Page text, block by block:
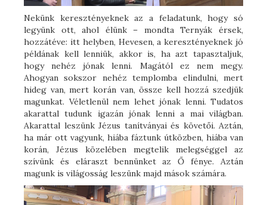
Nekünk keresztényeknek az a feladatunk, hogy só
legyünk ott, ahol élünk – mondta Ternyák érsek,
hozzátéve: itt helyben, Hevesen, a keresztényeknek jó
példának kell lenniük, akkor is, ha azt tapasztaljuk,
hogy nehéz jónak lenni. Magától ez nem megy.
Ahogyan sokszor nehéz templomba elindulni, mert
hideg van, mert korán van, össze kell hozzá szedjük
magunkat. Véletlenül nem lehet jónak lenni. Tudatos
akarattal tudunk igazán jónak lenni a mai világban.
Akarattal leszünk Jézus tanítványai és követői. Aztán,
ha már ott vagyunk, hiába fáztunk útközben, hiába van
korán, Jézus közelében megtelik melegséggel az
szívünk és eláraszt bennünket az Ő fénye. Aztán
magunk is világosság leszünk majd mások számára.